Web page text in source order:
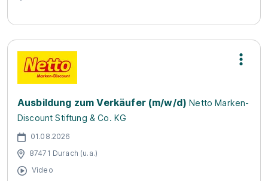
Ausbildung zum Verkäufer (m/w/d) Netto Marken-
Discount Stiftung & Co. KG
01.08.2026
87471 Durach (u.a.)
Video